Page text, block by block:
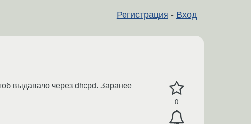
Регистрация - Вход
0
выдавало через dhcpd. Заранее